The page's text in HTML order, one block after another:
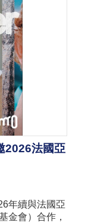
2026法國亞
年續與法國亞
金會）合作，